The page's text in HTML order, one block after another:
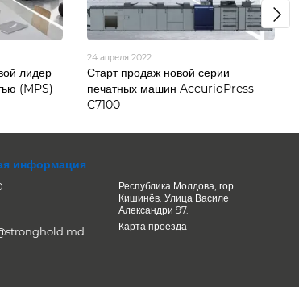
лидер
(MPS)
24 апреля 2022
Старт продаж новой серии
печатных машин AccurioPress
C7100
информация
Республика Молдова, гор.
Кишинёв. Улица Василе
Александри 97.
Карта проезда